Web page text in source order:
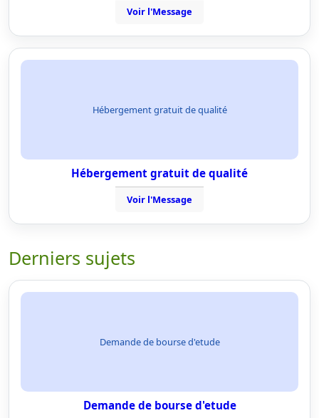
Voir l'Message
Hébergement gratuit de qualité
Hébergement gratuit de qualité
Voir l'Message
Derniers sujets
Demande de bourse d'etude
Demande de bourse d'etude